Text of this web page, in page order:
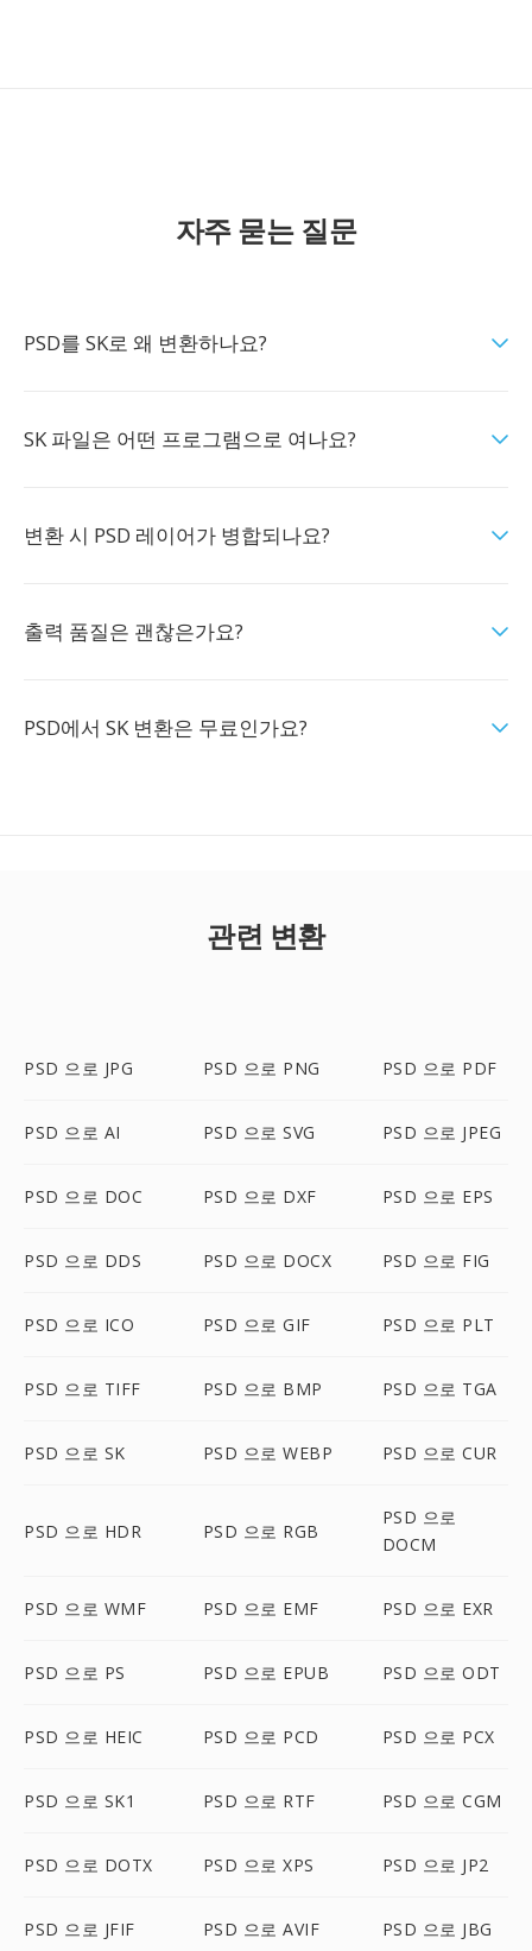
자주 묻는 질문
PSD를 SK로 왜 변환하나요?
SK 파일은 어떤 프로그램으로 여나요?
변환 시 PSD 레이어가 병합되나요?
출력 품질은 괜찮은가요?
PSD에서 SK 변환은 무료인가요?
관련 변환
PSD 으로 JPG PSD 으로 PNG PSD 으로 PDF
PSD 으로 AI PSD 으로 SVG PSD 으로 JPEG
PSD 으로 DOC PSD 으로 DXF PSD 으로 EPS
PSD 으로 DDS PSD 으로 DOCX PSD 으로 FIG
PSD 으로 ICO PSD 으로 GIF PSD 으로 PLT
PSD 으로 TIFF PSD 으로 BMP PSD 으로 TGA
PSD 으로 SK PSD 으로 WEBP PSD 으로 CUR
PSD 으로 HDR PSD 으로 RGB
PSD 으로
DOCM
PSD 으로 WMF PSD 으로 EMF PSD 으로 EXR
PSD 으로 PS PSD 으로 EPUB PSD 으로 ODT
PSD 으로 HEIC PSD 으로 PCD PSD 으로 PCX
PSD 으로 SK1 PSD 으로 RTF PSD 으로 CGM
PSD 으로 DOTX PSD 으로 XPS PSD 으로 JP2
PSD 으로 JFIF PSD 으로 AVIF PSD 으로 JBG